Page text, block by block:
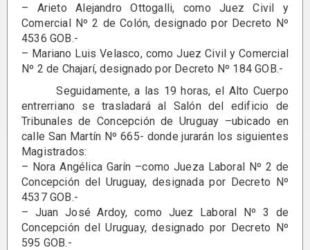
– Arieto Alejandro Ottogalli, como Juez Civil y
Comercial Nº 2 de Colón, designado por Decreto Nº
4536 GOB.-
– Mariano Luis Velasco, como Juez Civil y Comercial
Nº 2 de Chajarí, designado por Decreto Nº 184 GOB.-
Seguidamente, a las 19 horas, el Alto Cuerpo
entrerriano se trasladará al Salón del edificio de
Tribunales de Concepción de Uruguay –ubicado en
calle San Martín Nº 665- donde jurarán los siguientes
Magistrados:
– Nora Angélica Garín –como Jueza Laboral Nº 2 de
Concepción del Uruguay, designada por Decreto Nº
4537 GOB.-
– Juan José Ardoy, como Juez Laboral Nº 3 de
Concepción del Uruguay, designado por Decreto Nº
595 GOB.-